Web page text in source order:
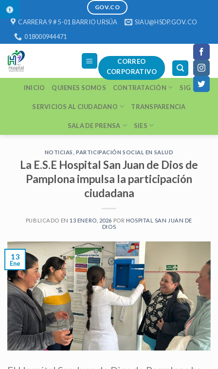
Skip
to
GOV.CO
CARRERA 9 # 5-01 BARRIO URSÚA
SIAU@HSDP.GOV.CO
018000944471
CORREO
CORPORATIVO
INICIO QUIENES SOMOS CONTRATACIÓN SIG
SERVICIOS AL CIUDADANO TRANSPARENCIA
SALA DE PRENSA SIES
NOTICIAS ,PARTICIPACIÓN SOCIAL EN SALUD
La E.S.E Hospital San Juan de Dios de
Pamplona impulsa la participación
ciudadana
PUBLICADO EN 13 ENERO, 2026 POR HOSPITAL SAN JUAN DE
DIOS
13
Ene